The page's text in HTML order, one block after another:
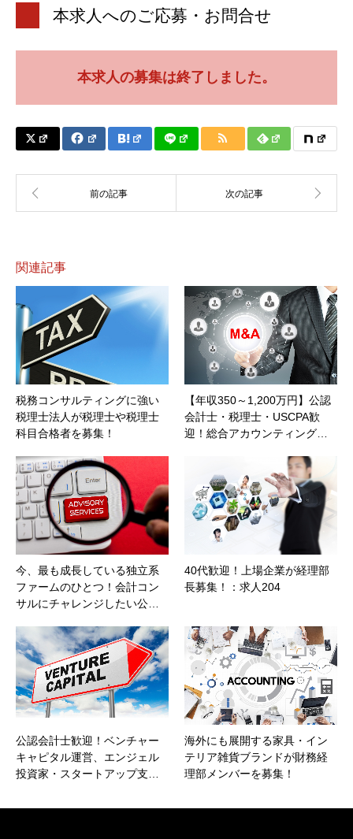
本求人へのご応募・お問合せ
本求人の募集は終了しました。
関連記事
税務コンサルティングに強い
税理士法人が税理士や税理士
科目合格者を募集！
【年収350～1,200万円】公認
会計士・税理士・USCPA歓
迎！総合アカウンティング…
今、最も成長している独立系
ファームのひとつ！会計コン
サルにチャレンジしたい公…
40代歓迎！上場企業が経理部
長募集！：求人204
公認会計士歓迎！ベンチャー
キャピタル運営、エンジェル
投資家・スタートアップ支…
海外にも展開する家具・イン
テリア雑貨ブランドが財務経
理部メンバーを募集！